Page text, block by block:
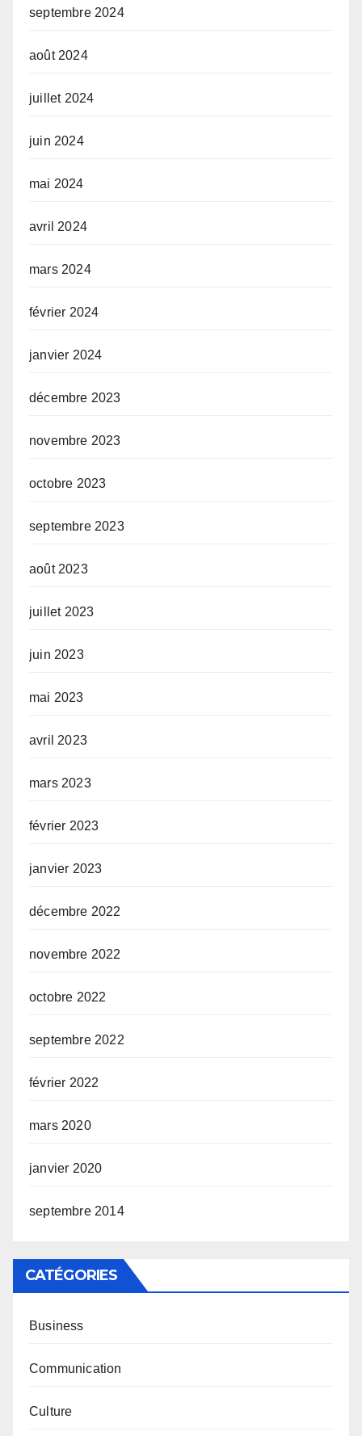
septembre 2024
août 2024
juillet 2024
juin 2024
mai 2024
avril 2024
mars 2024
février 2024
janvier 2024
décembre 2023
novembre 2023
octobre 2023
septembre 2023
août 2023
juillet 2023
juin 2023
mai 2023
avril 2023
mars 2023
février 2023
janvier 2023
décembre 2022
novembre 2022
octobre 2022
septembre 2022
février 2022
mars 2020
janvier 2020
septembre 2014
CATÉGORIES
Business
Communication
Culture